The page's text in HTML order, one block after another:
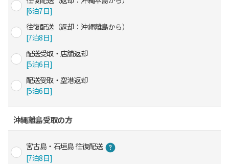
[6泊7日]
往復配送（返却：沖縄離島から）
[7泊8日]
配送受取・店舗返却
[5泊6日]
配送受取・空港返却
[5泊6日]
沖縄離島受取の方
宮古島・石垣島 往復配送
[7泊8日]